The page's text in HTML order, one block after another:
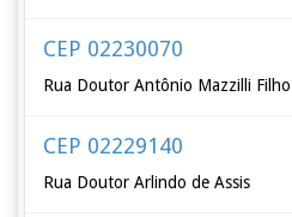
CEP 02230070
Rua Doutor Antônio Mazzilli Filho
CEP 02229140
Rua Doutor Arlindo de Assis